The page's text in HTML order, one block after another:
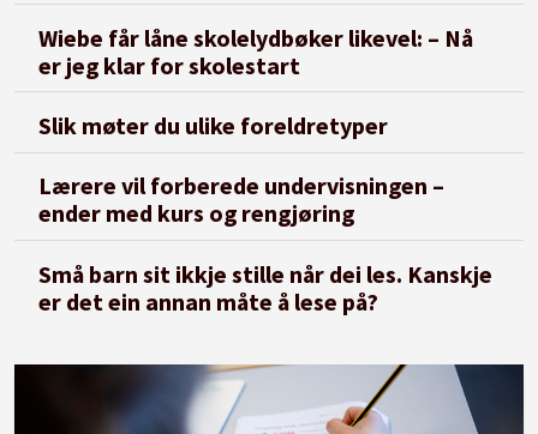
Wiebe får låne skolelydbøker likevel: – Nå
er jeg klar for skolestart
Slik møter du ulike foreldretyper
Lærere vil forberede undervisningen –
ender med kurs og rengjøring
Små barn sit ikkje stille når dei les. Kanskje
er det ein annan måte å lese på?